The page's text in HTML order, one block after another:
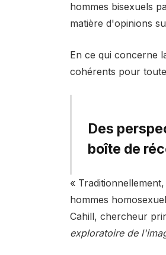
hommes bisexuels
matière d'opinions
En ce qui concerne
cohérents pour
Des
boîte de
«
hommes
Cahill, chercheur
exploratoire de